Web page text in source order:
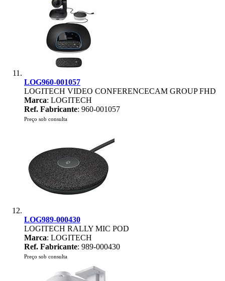
LOG960-001057
LOGITECH VIDEO CONFERENCECAM GROUP FHD
Marca: LOGITECH
Ref. Fabricante: 960-001057
Preço sob consulta
LOG989-000430
LOGITECH RALLY MIC POD
Marca: LOGITECH
Ref. Fabricante: 989-000430
Preço sob consulta